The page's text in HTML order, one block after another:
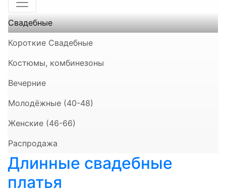
Свадебные
Короткие Свадебные
Костюмы, комбинезоны
Вечерние
Молодёжные (40-48)
Женские (46-66)
Распродажа
Длинные свадебные
платья